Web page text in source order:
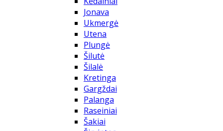
Jonava
Ukmergė
Utena
Plungė
Šilutė
Šilalė
Kretinga
Gargždai
Palanga
Raseiniai
Šakiai